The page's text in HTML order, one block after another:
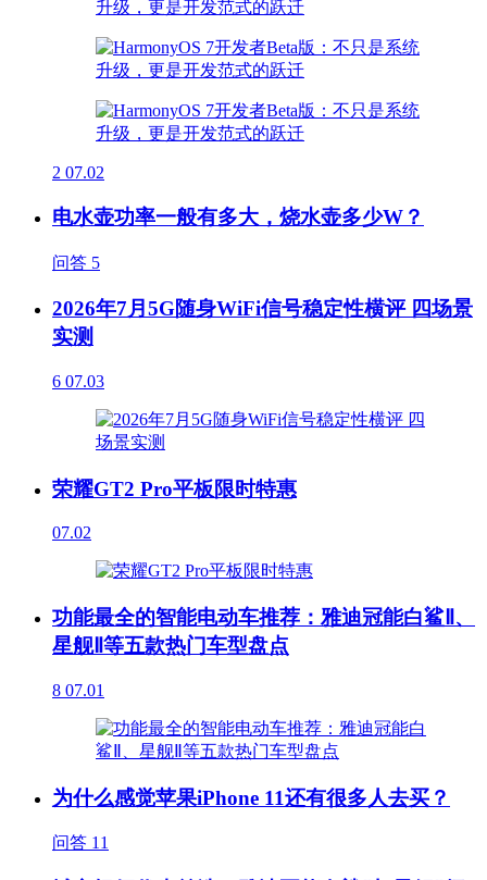
2 07.02
电水壶功率一般有多大，烧水壶多少W？
问答 5
2026年7月5G随身WiFi信号稳定性横评 四场景
实测
6 07.03
荣耀GT2 Pro平板限时特惠
07.02
功能最全的智能电动车推荐：雅迪冠能白鲨Ⅱ、
星舰Ⅱ等五款热门车型盘点
8 07.01
为什么感觉苹果iPhone 11还有很多人去买？
问答 11